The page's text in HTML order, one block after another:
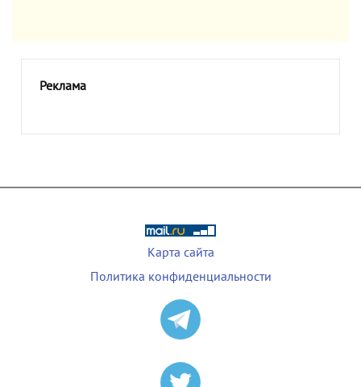
Реклама
Карта сайта
Политика конфиденциальности